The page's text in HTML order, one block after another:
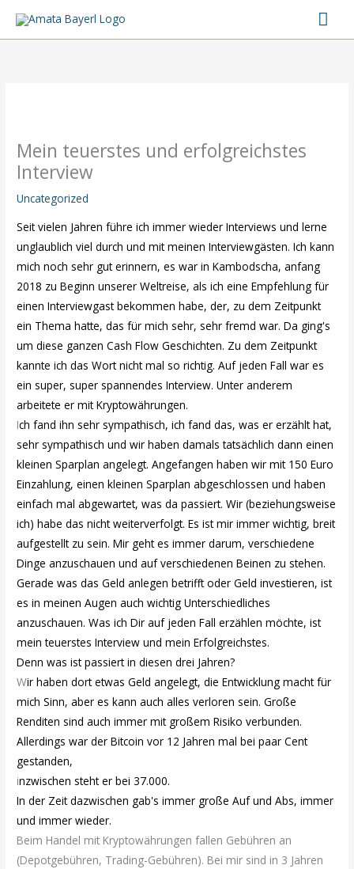
Inhalt
Mein teuerstes und erfolgreichstes
Interview
Uncategorized
Seit vielen Jahren führe ich immer wieder Interviews und lerne
unglaublich viel durch und mit meinen Interviewgästen. Ich kann
mich noch sehr gut erinnern, es war in Kambodscha, anfang
2018 zu Beginn unserer Weltreise, als ich eine Empfehlung für
einen Interviewgast bekommen habe, der, zu dem Zeitpunkt
ein Thema hatte, das für mich sehr, sehr fremd war. Da ging's
um diese ganzen Cash Flow Geschichten. Zu dem Zeitpunkt
kannte ich das Wort nicht mal so richtig. Auf jeden Fall war es
ein super, super spannendes Interview. Unter anderem
arbeitete er mit Kryptowährungen.
Ich fand ihn sehr sympathisch, ich fand das, was er erzählt hat,
sehr sympathisch und wir haben damals tatsächlich dann einen
kleinen Sparplan angelegt. Angefangen haben wir mit 150 Euro
Einzahlung, einen kleinen Sparplan abgeschlossen und haben
einfach mal abgewartet, was da passiert. Wir (beziehungsweise
ich) habe das nicht weiterverfolgt. Es ist mir immer wichtig, breit
aufgestellt zu sein. Mir geht es immer darum, verschiedene
Dinge anzuschauen und auf verschiedenen Beinen zu stehen.
Gerade was das Geld anlegen betrifft oder Geld investieren, ist
es in meinen Augen auch wichtig Unterschiedliches
anzuschauen. Was ich Dir auf jeden Fall erzählen möchte, ist
mein teuerstes Interview und mein Erfolgreichstes.
Denn was ist passiert in diesen drei Jahren?
Wir haben dort etwas Geld angelegt, die Entwicklung macht für
mich Sinn, aber es kann auch alles verloren sein. Große
Renditen sind auch immer mit großem Risiko verbunden.
Allerdings war der Bitcoin vor 12 Jahren mal bei paar Cent
gestanden,
inzwischen steht er bei 37.000.
In der Zeit dazwischen gab's immer große Auf und Abs, immer
und immer wieder.
Beim Handel mit Kryptowährungen fallen Gebühren an
(Depotgebühren, Trading-Gebühren). Bei mir sind in 3 Jahren